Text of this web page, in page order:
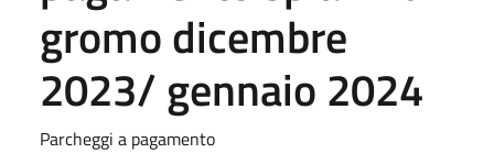
gromo dicembre
2023/ gennaio 2024
Parcheggi a pagamento